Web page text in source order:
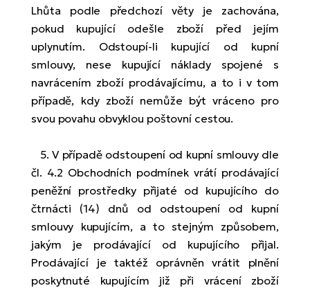
Lhůta podle předchozí věty je zachována,
pokud kupující odešle zboží před jejím
uplynutím. Odstoupí-li kupující od kupní
smlouvy, nese kupující náklady spojené s
navrácením zboží prodávajícímu, a to i v tom
případě, kdy zboží nemůže být vráceno pro
svou povahu obvyklou poštovní cestou.
5. V případě odstoupení od kupní smlouvy dle
čl. 4.2 Obchodních podmínek vrátí prodávající
peněžní prostředky přijaté od kupujícího do
čtrnácti (14) dnů od odstoupení od kupní
smlouvy kupujícím, a to stejným způsobem,
jakým je prodávající od kupujícího přijal.
Prodávající je taktéž oprávněn vrátit plnění
poskytnuté kupujícím již při vrácení zboží